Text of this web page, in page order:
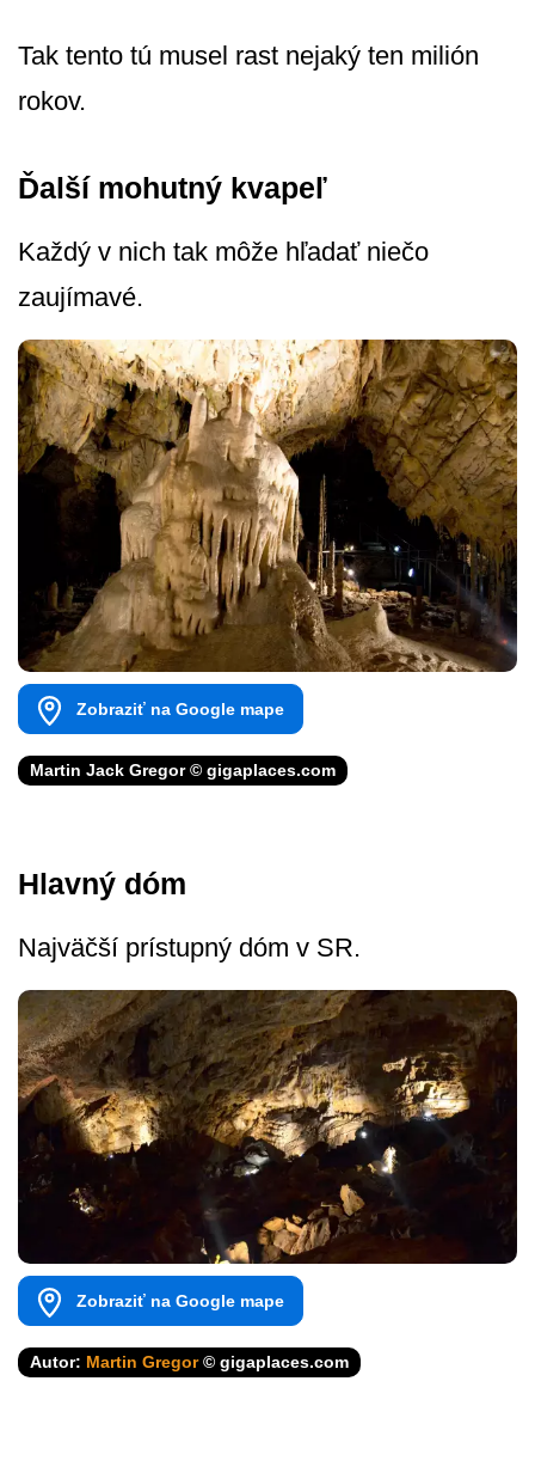
Tak tento tú musel rast nejaký ten milión
rokov.
Ďalší mohutný kvapeľ
Každý v nich tak môže hľadať niečo
zaujímavé.
Zobraziť na Google mape
Martin Jack Gregor © gigaplaces.com
Hlavný dóm
Najväčší prístupný dóm v SR.
Zobraziť na Google mape
Autor: Martin Gregor© gigaplaces.com